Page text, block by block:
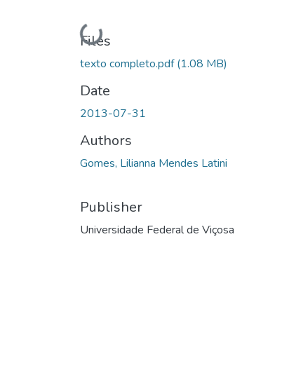
Loading...
Files
texto completo.pdf(1.08 MB)
Date
2013-07-31
Authors
Gomes, Lilianna Mendes Latini
Publisher
Universidade Federal de Viçosa